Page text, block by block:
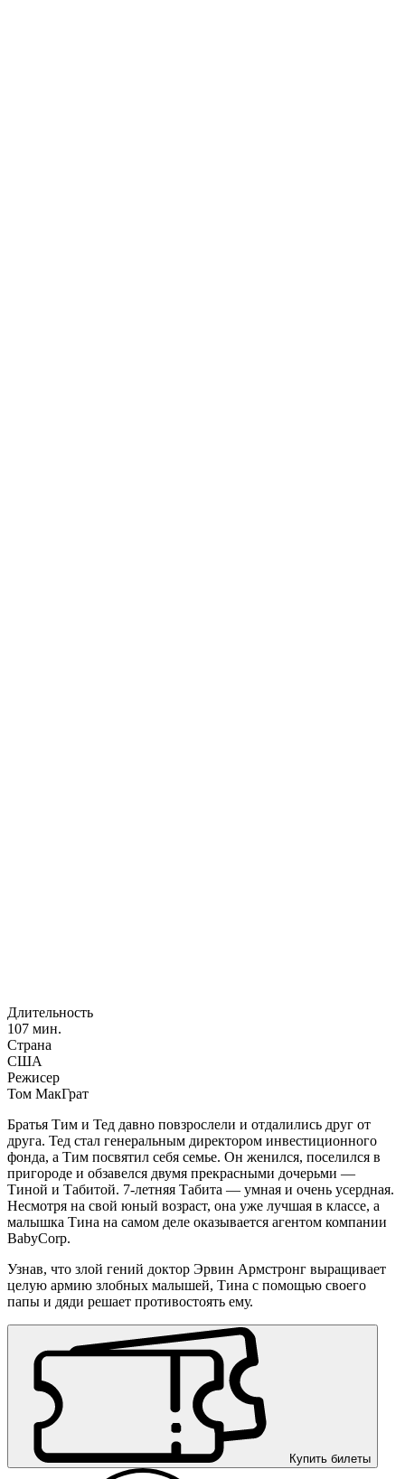
Длительность
107 мин.
Страна
США
Режисер
Том МакГрат
Братья Тим и Тед давно повзрослели и отдалились друг от
друга. Тед стал генеральным директором инвестиционного
фонда, а Тим посвятил себя семье. Он женился, поселился в
пригороде и обзавелся двумя прекрасными дочерьми —
Тиной и Табитой. 7-летняя Табита — умная и очень усердная.
Несмотря на свой юный возраст, она уже лучшая в классе, а
малышка Тина на самом деле оказывается агентом компании
BabyCorp.
Узнав, что злой гений доктор Эрвин Армстронг выращивает
целую армию злобных малышей, Тина с помощью своего
папы и дяди решает противостоять ему.
Купить билеты